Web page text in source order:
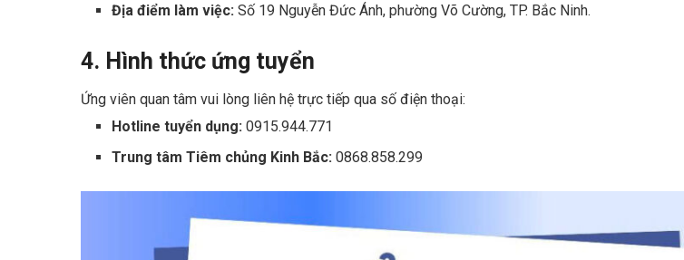
Địa điểm làm việc: Số 19 Nguyễn Đức Ánh, phường Võ Cường, TP. Bắc Ninh.
4. Hình thức ứng tuyển
Ứng viên quan tâm vui lòng liên hệ trực tiếp qua số điện thoại:
Hotline tuyển dụng: 0915.944.771
Trung tâm Tiêm chủng Kinh Bắc: 0868.858.299